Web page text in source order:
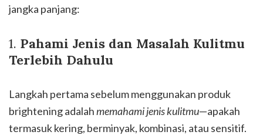
jangka panjang:
1. Pahami Jenis dan Masalah Kulitmu
Terlebih Dahulu
Langkah pertama sebelum menggunakan produk
brightening adalahmemahami jenis kulitmu—apakah
termasuk kering, berminyak, kombinasi, atau sensitif.